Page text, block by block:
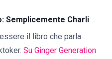
Semplicemente Charli
il libro che parla
Su Ginger Generation